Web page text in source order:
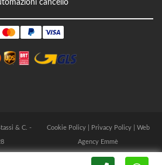
cancello
& C. - Cookie Policy| Privacy Policy| Web
Agency Emmè